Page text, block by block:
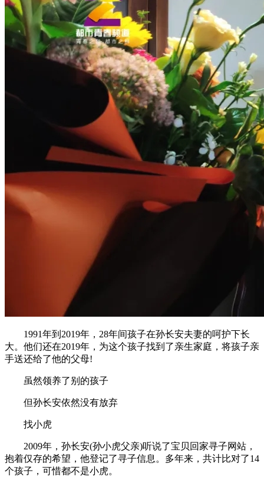
1991年到2019年，28年间孩子在孙长安夫妻的呵护下长
大。他们还在2019年，为这个孩子找到了亲生家庭，将孩子亲
手送还给了他的父母!
虽然领养了别的孩子
但孙长安依然没有放弃
找小虎
2009年，孙长安(孙小虎父亲)听说了宝贝回家寻子网站，
抱着仅存的希望，他登记了寻子信息。多年来，共计比对了14
个孩子，可惜都不是小虎。